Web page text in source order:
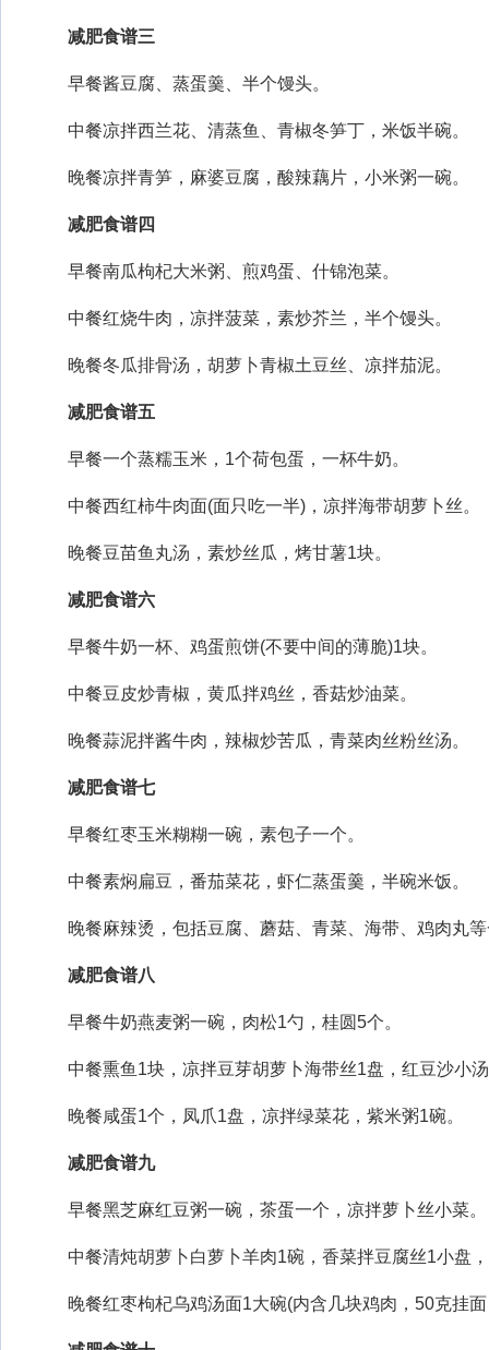
减肥食谱三
早餐酱豆腐、蒸蛋羹、半个馒头。
中餐凉拌西兰花、清蒸鱼、青椒冬笋丁，米饭半碗。
晚餐凉拌青笋，麻婆豆腐，酸辣藕片，小米粥一碗。
减肥食谱四
早餐南瓜枸杞大米粥、煎鸡蛋、什锦泡菜。
中餐红烧牛肉，凉拌菠菜，素炒芥兰，半个馒头。
晚餐冬瓜排骨汤，胡萝卜青椒土豆丝、凉拌茄泥。
减肥食谱五
早餐一个蒸糯玉米，1个荷包蛋，一杯牛奶。
中餐西红柿牛肉面(面只吃一半)，凉拌海带胡萝卜丝。
晚餐豆苗鱼丸汤，素炒丝瓜，烤甘薯1块。
减肥食谱六
早餐牛奶一杯、鸡蛋煎饼(不要中间的薄脆)1块。
中餐豆皮炒青椒，黄瓜拌鸡丝，香菇炒油菜。
晚餐蒜泥拌酱牛肉，辣椒炒苦瓜，青菜肉丝粉丝汤。
减肥食谱七
早餐红枣玉米糊糊一碗，素包子一个。
中餐素焖扁豆，番茄菜花，虾仁蒸蛋羹，半碗米饭。
晚餐麻辣烫，包括豆腐、蘑菇、青菜、海带、鸡肉丸等
减肥食谱八
早餐牛奶燕麦粥一碗，肉松1勺，桂圆5个。
中餐熏鱼1块，凉拌豆芽胡萝卜海带丝1盘，红豆沙小汤
晚餐咸蛋1个，凤爪1盘，凉拌绿菜花，紫米粥1碗。
减肥食谱九
早餐黑芝麻红豆粥一碗，茶蛋一个，凉拌萝卜丝小菜。
中餐清炖胡萝卜白萝卜羊肉1碗，香菜拌豆腐丝1小盘
晚餐红枣枸杞乌鸡汤面1大碗(内含几块鸡肉，50克挂面